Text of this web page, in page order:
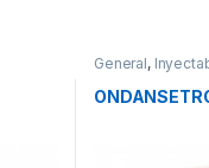
General,